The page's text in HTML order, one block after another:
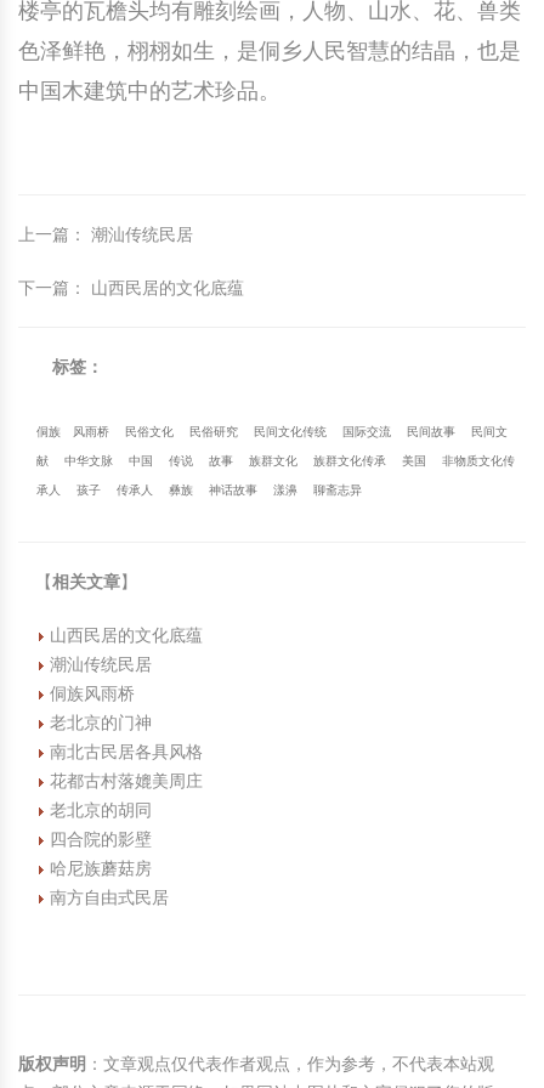
楼亭的瓦檐头均有雕刻绘画，人物、山水、花、兽类
色泽鲜艳，栩栩如生，是侗乡人民智慧的结晶，也是
中国木建筑中的艺术珍品。
上一篇 ： 潮汕传统民居
下一篇 ： 山西民居的文化底蕴
标签：
侗族 风雨桥 民俗文化 民俗研究 民间文化传统 国际交流 民间故事 民间文
献 中华文脉 中国 传说 故事 族群文化 族群文化传承 美国 非物质文化传
承人 孩子 传承人 彝族 神话故事 漾濞 聊斋志异
【相关文章】
山西民居的文化底蕴
潮汕传统民居
侗族风雨桥
老北京的门神
南北古民居各具风格
花都古村落媲美周庄
老北京的胡同
四合院的影壁
哈尼族蘑菇房
南方自由式民居
版权声明 ：文章观点仅代表作者观点，作为参考，不代表本站观